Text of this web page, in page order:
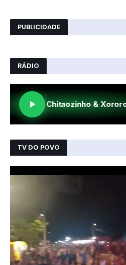
PUBLICIDADE
RÁDIO
TV DO POVO